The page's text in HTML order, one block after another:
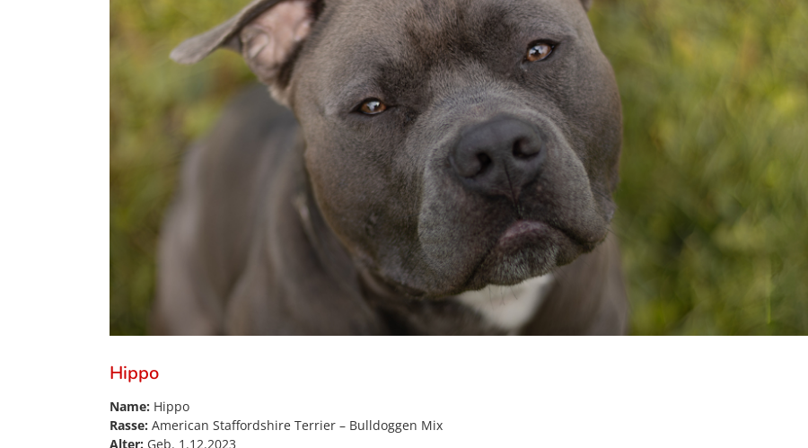
Hippo
Name: Hippo
Rasse: American Staffordshire Terrier – Bulldoggen Mix
Alter: Geb. 1.12.2023